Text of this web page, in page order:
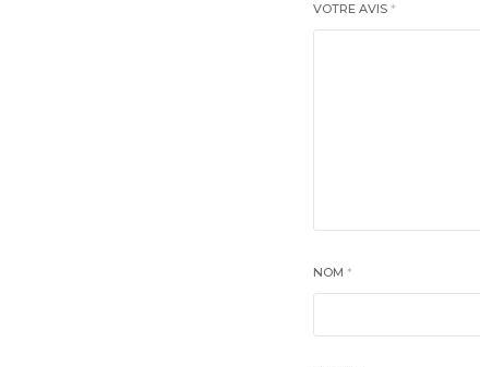
VOTRE AVIS *
NOM *